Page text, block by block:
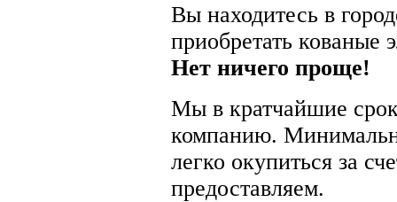
Вы находитесь в
приобретать кованые
Нет ничего проще!
Мы в кратчайшие
компанию.
легко окупиться за
предоставляем.